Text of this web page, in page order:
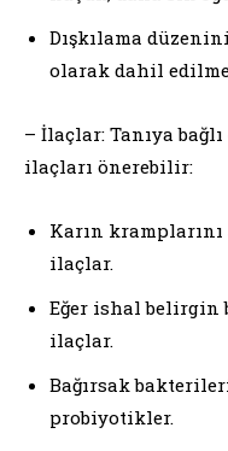
Dışkılama
olarak dahil
– İlaçlar: Tanıya
ilaçları önerebilir:
Karın
ilaçlar.
Eğer ishal belirgin
ilaçlar.
Bağırsak
probiyotikler.